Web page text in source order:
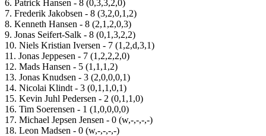
6. Patrick Hansen - 8 (0,3,3,2,0)
7. Frederik Jakobsen - 8 (3,2,0,1,2)
8. Kenneth Hansen - 8 (2,1,2,0,3)
9. Jonas Seifert-Salk - 8 (0,1,3,2,2)
10. Niels Kristian Iversen - 7 (1,2,d,3,1)
11. Jonas Jeppesen - 7 (1,2,2,2,0)
12. Mads Hansen - 5 (1,1,1,2)
13. Jonas Knudsen - 3 (2,0,0,0,1)
14. Nicolai Klindt - 3 (0,1,1,0,1)
15. Kevin Juhl Pedersen - 2 (0,1,1,0)
16. Tim Soerensen - 1 (1,0,0,0,0)
17. Michael Jepsen Jensen - 0 (w,-,-,-,-)
18. Leon Madsen - 0 (w,-,-,-,-)